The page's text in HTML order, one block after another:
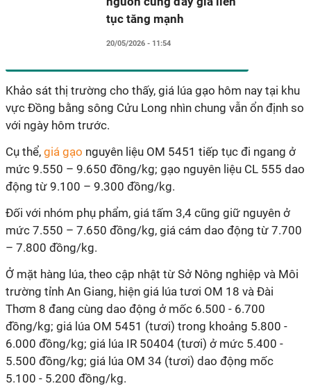
tục tăng mạnh
20/05/2026 - 11:54
Khảo sát thị trường cho thấy, giá lúa gạo hôm nay tại khu
vực Đồng bằng sông Cửu Long nhìn chung vẫn ổn định so
với ngày hôm trước.
Cụ thể, giá gạo nguyên liệu OM 5451 tiếp tục đi ngang ở
mức 9.550 – 9.650 đồng/kg; gạo nguyên liệu CL 555 dao
động từ 9.100 – 9.300 đồng/kg.
Đối với nhóm phụ phẩm, giá tấm 3,4 cũng giữ nguyên ở
mức 7.550 – 7.650 đồng/kg, giá cám dao động từ 7.700
– 7.800 đồng/kg.
Ở mặt hàng lúa, theo cập nhật từ Sở Nông nghiệp và Môi
trường tỉnh An Giang, hiện giá lúa tươi OM 18 và Đài
Thơm 8 đang cùng dao động ở mốc 6.500 - 6.700
đồng/kg; giá lúa OM 5451 (tươi) trong khoảng 5.800 -
6.000 đồng/kg; giá lúa IR 50404 (tươi) ở mức 5.400 -
5.500 đồng/kg; giá lúa OM 34 (tươi) dao động mốc
5.100 - 5.200 đồng/kg.